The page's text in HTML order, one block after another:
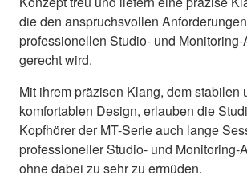
die den anspruchsvollen
professionellen Studio- und
gerecht wird.
Mit ihrem präzisen Klang, dem stabilen
komfortablen Design, erlauben die
Kopfhörer der MT-Serie auch lange
professioneller Studio- und Monitoring-
ohne dabei zu sehr zu ermüden.